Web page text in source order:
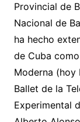
Provincial de
Nacional de
ha hecho
de Cuba
Moderna (hoy
Ballet de la
Experimental